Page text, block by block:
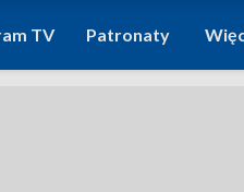
TV Patronaty